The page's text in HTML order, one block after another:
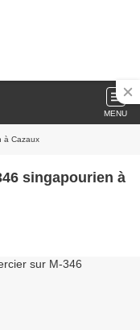
MENU
à Cazaux
singapourien à